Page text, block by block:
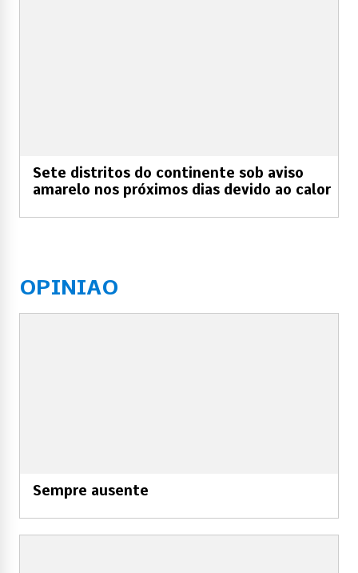
Sete distritos do continente sob aviso
amarelo nos próximos dias devido ao calor
OPINIAO
Sempre ausente